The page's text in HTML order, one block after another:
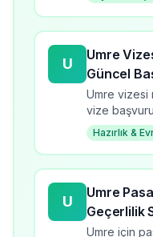
tasarruf
U
Umre
Güncel
Umre vizesi
vize
süre ve
rehberi.
Hazırlık &
U
Umre
Geçerlilik
Edilmesi
Umre için